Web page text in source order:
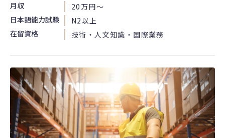
月収
20万円〜
日本語能力試験
N2以上
在留資格
技術・人文知識・国際業務